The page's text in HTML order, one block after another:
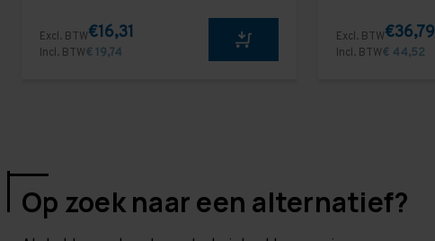
Excl. BTW€16,31
Incl. BTW€ 19,74
Excl. BTW€36,79
Incl. BTW€ 44,52
Op zoek naar een alternatief?